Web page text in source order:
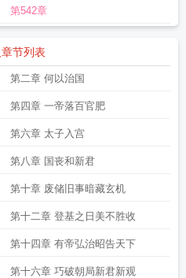
第542章
章节列表
第二章 何以治国
第四章 一帝落百官肥
第六章 太子入宫
第八章 国丧和新君
第十章 废储旧事暗藏玄机
第十二章 登基之日美不胜收
第十四章 有帝弘治昭告天下
第十六章 巧破朝局新君新观